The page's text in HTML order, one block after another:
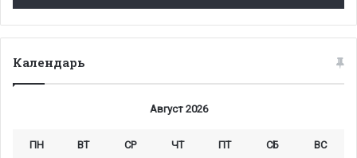
Календарь
Август 2026
ПН ВТ СР ЧТ ПТ СБ ВС